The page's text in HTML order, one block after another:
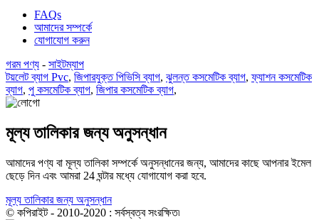
FAQs
আমাদের সম্পর্কে
যোগাযোগ করুন
গরম পণ্য - সাইটম্যাপ
টয়লেট ব্যাগ Pvc, জিপারযুক্ত পিভিসি ব্যাগ, ঝুলন্ত কসমেটিক ব্যাগ,ফ্যাশন কসমেটিক
ব্যাগ, পু কসমেটিক ব্যাগ, জিপার কসমেটিক ব্যাগ,
মূল্য তালিকার জন্য অনুসন্ধান
আমাদের পণ্য বা মূল্য তালিকা সম্পর্কে অনুসন্ধানের জন্য, আমাদের কাছে আপনার ইমেল
ছেড়ে দিন এবং আমরা 24 ঘন্টার মধ্যে যোগাযোগ করা হবে.
মূল্য তালিকার জন্য অনুসন্ধান
© কপিরাইট - 2010-2020 : সর্বস্বত্ব সংরক্ষিত৷